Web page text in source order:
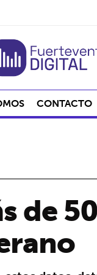
CONTACTO
de